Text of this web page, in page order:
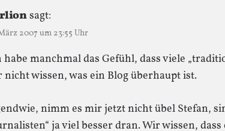
sagt:
2007 um 23:55 Uhr
habe manchmal das Gefühl, dass viele
nicht wissen, was ein Blog überhaupt ist.
nimm es mir jetzt nicht übel Stefan,
ja viel besser dran. Wir wissen,